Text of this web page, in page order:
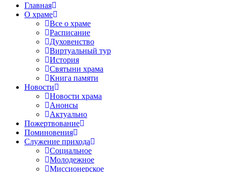
Главная
О храме
Все о храме
Расписание
Духовенство
Виртуальный тур
История
Святыни храма
Книга памяти
Новости
Новости храма
Анонсы
Актуально
Пожертвование
Поминовения
Служение прихода
Социальное
Молодежное
Миссионерское